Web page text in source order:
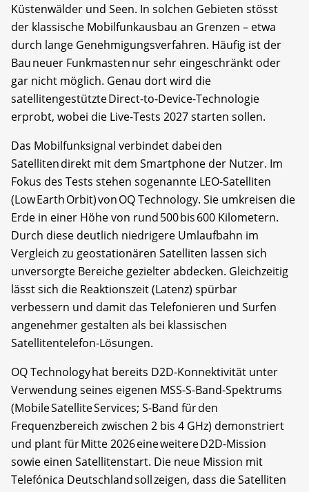
Küstenwälder und Seen. In solchen Gebieten stösst
der klassische Mobilfunkausbau an Grenzen – etwa
durch lange Genehmigungsverfahren. Häufig ist der
Bau neuer Funkmasten nur sehr eingeschränkt oder
gar nicht möglich. Genau dort wird die
satellitengestützte Direct-to-Device-Technologie
erprobt, wobei die Live-Tests 2027 starten sollen.
Das Mobilfunksignal verbindet dabei den
Satelliten direkt mit dem Smartphone der Nutzer. Im
Fokus des Tests stehen sogenannte LEO-Satelliten
(Low Earth Orbit) von OQ Technology. Sie umkreisen die
Erde in einer Höhe von rund 500 bis 600 Kilometern.
Durch diese deutlich niedrigere Umlaufbahn im
Vergleich zu geostationären Satelliten lassen sich
unversorgte Bereiche gezielter abdecken. Gleichzeitig
lässt sich die Reaktionszeit (Latenz) spürbar
verbessern und damit das Telefonieren und Surfen
angenehmer gestalten als bei klassischen
Satellitentelefon-Lösungen.
OQ Technology hat bereits D2D-Konnektivität unter
Verwendung seines eigenen MSS-S-Band-Spektrums
(Mobile Satellite Services; S-Band für den
Frequenzbereich zwischen 2 bis 4 GHz) demonstriert
und plant für Mitte 2026 eine weitere D2D-Mission
sowie einen Satellitenstart. Die neue Mission mit
Telefónica Deutschland soll zeigen, dass die Satelliten